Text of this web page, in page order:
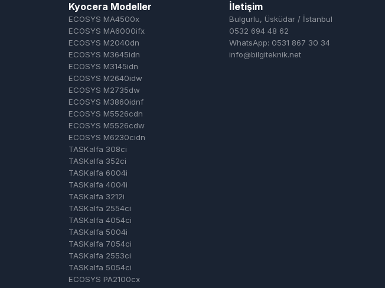
Kyocera Modeller
ECOSYS MA4500x
ECOSYS MA6000ifx
ECOSYS M2040dn
ECOSYS M3645idn
ECOSYS M3145idn
ECOSYS M2640idw
ECOSYS M2735dw
ECOSYS M3860idnf
ECOSYS M5526cdn
ECOSYS M5526cdw
ECOSYS M6230cidn
TASKalfa 308ci
TASKalfa 352ci
TASKalfa 6004i
TASKalfa 4004i
TASKalfa 3212i
TASKalfa 2554ci
TASKalfa 4054ci
TASKalfa 5004i
TASKalfa 7054ci
TASKalfa 2553ci
TASKalfa 5054ci
ECOSYS PA2100cx
İletişim
Bulgurlu, Üsküdar / İstanbul
0532 694 48 62
WhatsApp: 0531 867 30 34
info@bilgiteknik.net